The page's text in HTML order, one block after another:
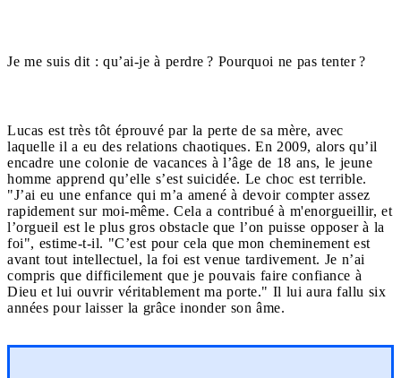
Je me suis dit : qu’ai-je à perdre ? Pourquoi ne pas tenter ?
Lucas est très tôt éprouvé par la perte de sa mère, avec
laquelle il a eu des relations chaotiques. En 2009, alors qu’il
encadre une colonie de vacances à l’âge de 18 ans, le jeune
homme apprend qu’elle s’est suicidée. Le choc est terrible.
"J’ai eu une enfance qui m’a amené à devoir compter assez
rapidement sur moi-même. Cela a contribué à m'enorgueillir, et
l’orgueil est le plus gros obstacle que l’on puisse opposer à la
foi", estime-t-il. "C’est pour cela que mon cheminement est
avant tout intellectuel, la foi est venue tardivement. Je n’ai
compris que difficilement que je pouvais faire confiance à
Dieu et lui ouvrir véritablement ma porte." Il lui aura fallu six
années pour laisser la grâce inonder son âme.